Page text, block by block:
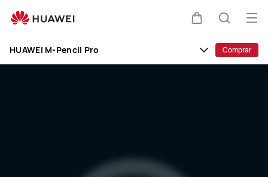
M-
ProHUAWEI M-Pencil Pro Comprar